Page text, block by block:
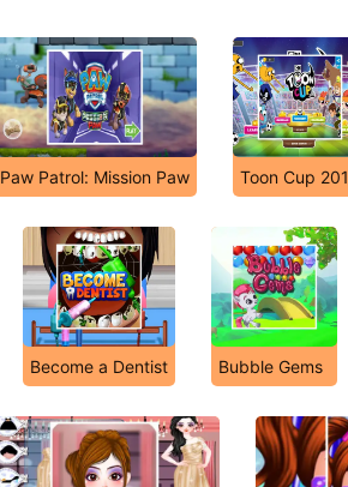
Paw Patrol: Mission Paw Toon Cup
Become a Dentist Bubble Gems